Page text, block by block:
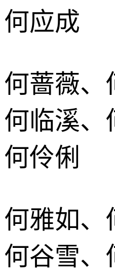
何应成
何蔷薇、
何临溪、
何伶俐
何雅如、
何谷雪、